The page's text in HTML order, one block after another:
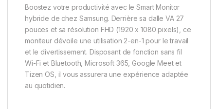
Boostez votre productivité avec le Smart Monitor
hybride de chez Samsung. Derrière sa dalle VA 27
pouces et sa résolution FHD (1920 x 1080 pixels), ce
moniteur dévoile une utilisation 2-en-1 pour le travail
et le divertissement. Disposant de fonction sans fil
Wi-Fi et Bluetooth, Microsoft 365, Google Meet et
Tizen OS, il vous assurera une expérience adaptée
au quotidien.